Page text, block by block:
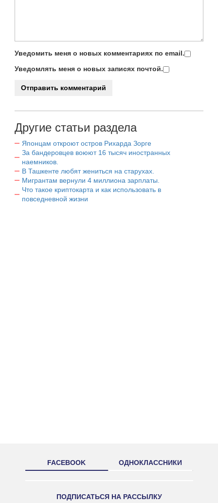
Уведомить меня о новых комментариях по email.
Уведомлять меня о новых записях почтой.
Другие статьи раздела
Японцам откроют остров Рихарда Зорге
За бандеровцев воюют 16 тысяч иностранных
наемников.
В Ташкенте любят жениться на старухах.
Мигрантам вернули 4 миллиона зарплаты.
Что такое криптокарта и как использовать в
повседневной жизни
FACEBOOK ОДНОКЛАССНИКИ
ПОДПИСАТЬСЯ НА РАССЫЛКУ